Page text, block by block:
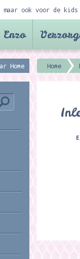
ook voor de kids
Home Home